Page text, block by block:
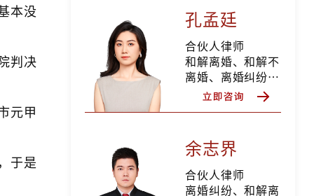
本没
判决
元甲
于是
纠纷、债权债务纠
纷、私人律师等
孔孟廷
合伙人律师
和解离婚、和解不
离婚、离婚纠纷、
离婚后财产纠纷、
抚养权纠纷、抚养
纷、变更抚养权纠
纷、遗产继承纠纷
分家析产纠纷，擅
长家庭财富规划，
余志界
合伙人律师
离婚纠纷、和解离